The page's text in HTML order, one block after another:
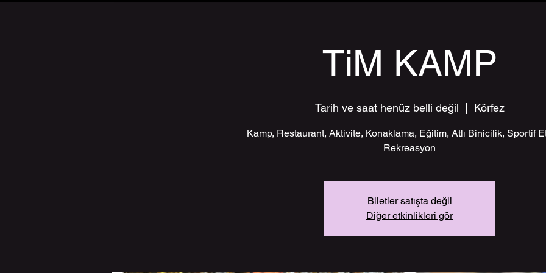
TiM KAMP
Tarih ve saat henüz belli değil
  |
Körfez
Kamp, Restaurant, Aktivite, Konaklama, Eğitim, Atlı Binicilik, Sportif
Rekreasyon
Biletler satışta değil
Diğer etkinlikleri gör